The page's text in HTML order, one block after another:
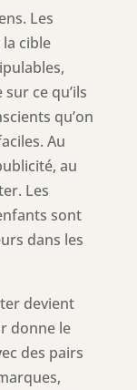
Les
cible
ce qu’ils
qu’on
Au
au
Les
sont
dans les
devient
donne le
des pairs